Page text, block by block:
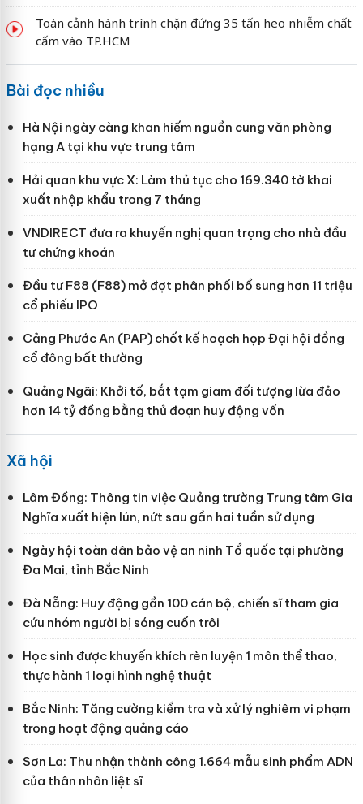
Toàn cảnh hành trình chặn đứng 35 tấn heo nhiễm chất
cấm vào TP.HCM
Bài đọc nhiều
Hà Nội ngày càng khan hiếm nguồn cung văn phòng
hạng A tại khu vực trung tâm
Hải quan khu vực X: Làm thủ tục cho 169.340 tờ khai
xuất nhập khẩu trong 7 tháng
VNDIRECT đưa ra khuyến nghị quan trọng cho nhà đầu
tư chứng khoán
Đầu tư F88 (F88) mở đợt phân phối bổ sung hơn 11 triệu
cổ phiếu IPO
Cảng Phước An (PAP) chốt kế hoạch họp Đại hội đồng
cổ đông bất thường
Quảng Ngãi: Khởi tố, bắt tạm giam đối tượng lừa đảo
hơn 14 tỷ đồng bằng thủ đoạn huy động vốn
Xã hội
Lâm Đồng: Thông tin việc Quảng trường Trung tâm Gia
Nghĩa xuất hiện lún, nứt sau gần hai tuần sử dụng
Ngày hội toàn dân bảo vệ an ninh Tổ quốc tại phường
Đa Mai, tỉnh Bắc Ninh
Đà Nẵng: Huy động gần 100 cán bộ, chiến sĩ tham gia
cứu nhóm người bị sóng cuốn trôi
Học sinh được khuyến khích rèn luyện 1 môn thể thao,
thực hành 1 loại hình nghệ thuật
Bắc Ninh: Tăng cường kiểm tra và xử lý nghiêm vi phạm
trong hoạt động quảng cáo
Sơn La: Thu nhận thành công 1.664 mẫu sinh phẩm ADN
của thân nhân liệt sĩ